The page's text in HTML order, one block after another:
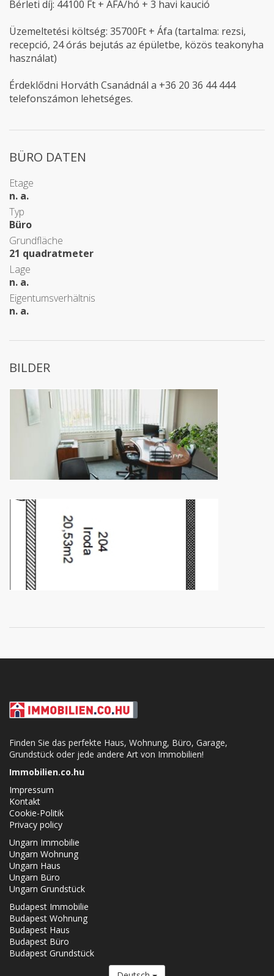
Bérleti díj: 44100 Ft + ÁFA/hó + 3 havi kaució
Üzemeltetési költség: 35700Ft + Áfa (tartalma: rezsi,
recepció, 24 órás bejutás az épületbe, közös teakonyha
használat)
Érdeklődni Horváth Csanádnál a +36 20 36 44 444
telefonszámon lehetséges.
BÜRO DATEN
Etage
n. a.
Typ
Büro
Grundfläche
21 quadratmeter
Lage
n. a.
Eigentumsverhältnis
n. a.
BILDER
Finden Sie das perfekte Haus, Wohnung, Büro, Garage,
Grundstück oder jede andere Art von Immobilien!
Immobilien.co.hu
Impressum
Kontakt
Cookie-Politik
Privacy policy
Ungarn Immobilie
Ungarn Wohnung
Ungarn Haus
Ungarn Büro
Ungarn Grundstück
Budapest Immobilie
Budapest Wohnung
Budapest Haus
Budapest Büro
Budapest Grundstück